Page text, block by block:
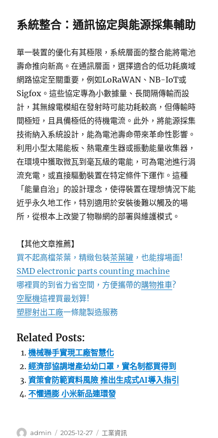
系統整合：通訊協定與能源採集輔助
單一裝置的優化有其極限，系統層面的整合能將電池
壽命推向新高。在通訊層面，選擇適合的低功耗廣域
網路協定至關重要，例如LoRaWAN、NB-IoT或
Sigfox。這些協定專為小數據量、長間隔傳輸而設
計，其無線電模組在發射時可能功耗較高，但傳輸時
間極短，且具備極低的待機電流。此外，將能源採集
技術納入系統設計，能為電池壽命帶來革命性影響。
利用小型太陽能板、熱電產生器或振動能量收集器，
在環境中獲取微瓦到毫瓦級的電能，可為電池進行涓
流充電，或直接驅動裝置在特定條件下運作。這種
「能量自治」的設計理念，使得裝置在理想情況下能
近乎永久地工作，特別適用於安裝後難以觸及的場
所，從根本上改變了物聯網的部署與維護模式。
【其他文章推薦】
買不起高檔茶葉，精緻包裝茶葉罐 ，也能撐場面!
SMD electronic parts counting machine
哪裡買的到省力省空間，方便攜帶的購物推車?
空壓機這裡買最划算!
塑膠射出工廠一條龍製造服務
Related Posts:
機械聯手實現工廠智慧化
經濟部協調增產幼幼口罩，實名制都買得到
資策會防範資料風險 推出生成式AI導入指引
不懼通膨 小米新品連環發
作
admin
發
2025-12-27
分
工業資訊